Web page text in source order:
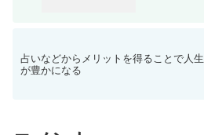
占いなどからメリットを得ることで人生
が豊かになる